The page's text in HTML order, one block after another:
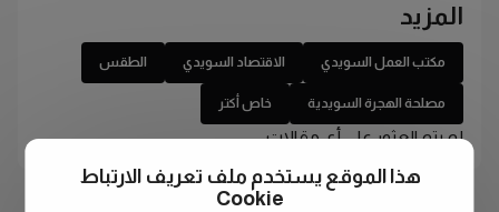
المزيد
مكتب العمل السويدي الاقتصاد السويدي الطقس
مصلحة الهجرة السويدية خاص أكتر
لم يتم العثور على أي مقالات
هذا الموقع يستخدم ملف تعريف الارتباط
Cookie